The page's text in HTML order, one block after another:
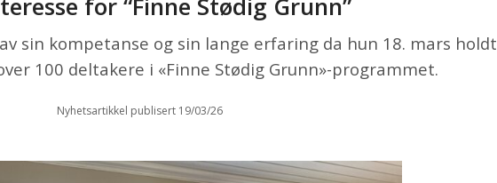
sin kompetanse og sin lange erfaring da hun 18. mars holdt
100 deltakere i «Finne Stødig Grunn»-programmet.
Nyhetsartikkel publisert 19/03/26